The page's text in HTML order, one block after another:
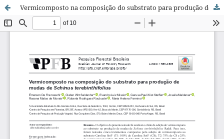
Vermicomposto na composição do substrato para produção de mudas de Schinus terebinthifolius